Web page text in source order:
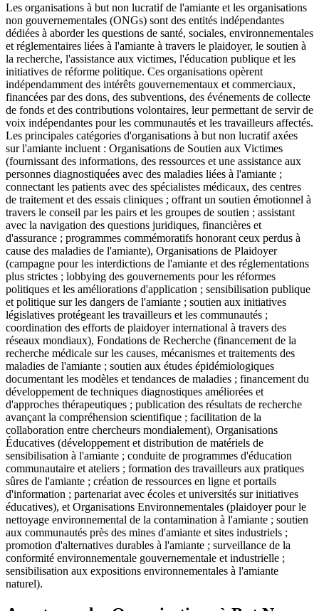
Les organisations à but non lucratif de l'amiante et les organisations
non gouvernementales (ONGs) sont des entités indépendantes
dédiées à aborder les questions de santé, sociales, environnementales
et réglementaires liées à l'amiante à travers le plaidoyer, le soutien à
la recherche, l'assistance aux victimes, l'éducation publique et les
initiatives de réforme politique. Ces organisations opèrent
indépendamment des intérêts gouvernementaux et commerciaux,
financées par des dons, des subventions, des événements de collecte
de fonds et des contributions volontaires, leur permettant de servir de
voix indépendantes pour les communautés et les travailleurs affectés.
Les principales catégories d'organisations à but non lucratif axées
sur l'amiante incluent : Organisations de Soutien aux Victimes
(fournissant des informations, des ressources et une assistance aux
personnes diagnostiquées avec des maladies liées à l'amiante ;
connectant les patients avec des spécialistes médicaux, des centres
de traitement et des essais cliniques ; offrant un soutien émotionnel à
travers le conseil par les pairs et les groupes de soutien ; assistant
avec la navigation des questions juridiques, financières et
d'assurance ; programmes commémoratifs honorant ceux perdus à
cause des maladies de l'amiante), Organisations de Plaidoyer
(campagne pour les interdictions de l'amiante et des réglementations
plus strictes ; lobbying des gouvernements pour les réformes
politiques et les améliorations d'application ; sensibilisation publique
et politique sur les dangers de l'amiante ; soutien aux initiatives
législatives protégeant les travailleurs et les communautés ;
coordination des efforts de plaidoyer international à travers des
réseaux mondiaux), Fondations de Recherche (financement de la
recherche médicale sur les causes, mécanismes et traitements des
maladies de l'amiante ; soutien aux études épidémiologiques
documentant les modèles et tendances de maladies ; financement du
développement de techniques diagnostiques améliorées et
d'approches thérapeutiques ; publication des résultats de recherche
avançant la compréhension scientifique ; facilitation de la
collaboration entre chercheurs mondialement), Organisations
Éducatives (développement et distribution de matériels de
sensibilisation à l'amiante ; conduite de programmes d'éducation
communautaire et ateliers ; formation des travailleurs aux pratiques
sûres de l'amiante ; création de ressources en ligne et portails
d'information ; partenariat avec écoles et universités sur initiatives
éducatives), et Organisations Environnementales (plaidoyer pour le
nettoyage environnemental de la contamination à l'amiante ; soutien
aux communautés près des mines d'amiante et sites industriels ;
promotion d'alternatives durables à l'amiante ; surveillance de la
conformité environnementale gouvernementale et industrielle ;
sensibilisation aux expositions environnementales à l'amiante
naturel).